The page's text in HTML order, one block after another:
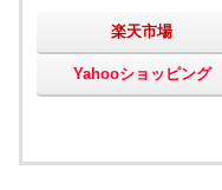
楽天市場
Yahooショッピング